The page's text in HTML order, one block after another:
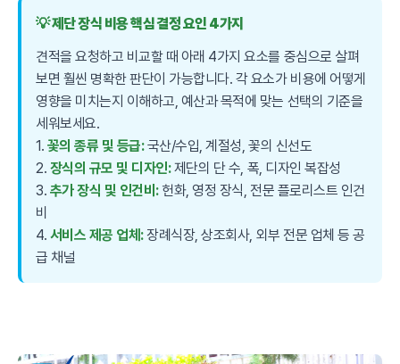
💡 제단 장식 비용 핵심 결정 요인 4가지
견적을 요청하고 비교할 때 아래 4가지 요소를 중심으로 살펴
보면 훨씬 명확한 판단이 가능합니다. 각 요소가 비용에 어떻게
영향을 미치는지 이해하고, 예산과 목적에 맞는 선택의 기준을
세워보세요.
1. 꽃의 종류 및 등급:국산/수입, 계절성, 꽃의 신선도
2. 장식의 규모 및 디자인:제단의 단 수, 폭, 디자인 복잡성
3. 추가 장식 및 인건비:헌화, 영정 장식, 전문 플로리스트 인건
비
4. 서비스 제공 업체:장례식장, 상조회사, 외부 전문 업체 등 공
급 채널